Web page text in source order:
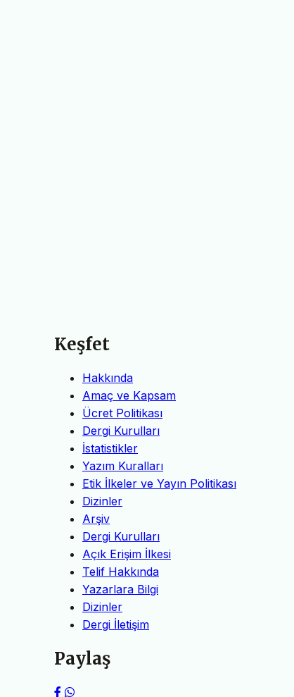
Keşfet
Hakkında
Amaç ve Kapsam
Ücret Politikası
Dergi Kurulları
İstatistikler
Yazım Kuralları
Etik İlkeler ve Yayın Politikası
Dizinler
Arşiv
Dergi Kurulları
Açık Erişim İlkesi
Telif Hakkında
Yazarlara Bilgi
Dizinler
Dergi İletişim
Paylaş